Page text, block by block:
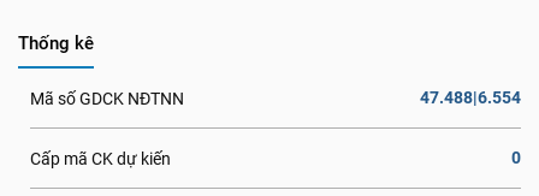
Thống kê
Mã số GDCK NĐTNN 47.488|6.554
Cấp mã CK dự kiến 0